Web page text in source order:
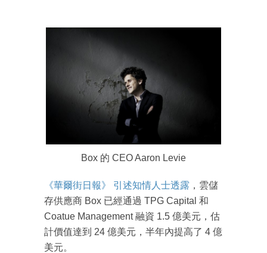
Box 的 CEO Aaron Levie
《華爾街日報》 引述知情人士透露 ，雲儲
存供應商 Box 已經通過 TPG Capital 和
Coatue Management 融資 1.5 億美元，估
計價值達到 24 億美元，半年內提高了 4 億
美元。